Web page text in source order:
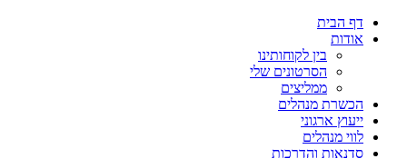
דף הבית
אודות
בין לקוחותינו
הסרטונים שלי
ממליצים
הכשרת מנהלים
ייעוץ ארגוני
לווי מנהלים
סדנאות והדרכות